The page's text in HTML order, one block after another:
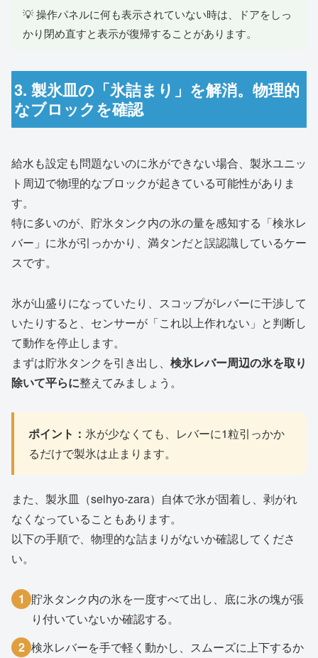
💡 操作パネルに何も表示されていない時は、ドアをしっ
かり閉め直すと表示が復帰することがあります。
3. 製氷皿の「氷詰まり」を解消。物理的
なブロックを確認
給水も設定も問題ないのに氷ができない場合、製氷ユニッ
ト周辺で物理的なブロックが起きている可能性がありま
す。
特に多いのが、貯氷タンク内の氷の量を感知する「検氷レ
バー」に氷が引っかかり、満タンだと誤認識しているケー
スです。
氷が山盛りになっていたり、スコップがレバーに干渉して
いたりすると、センサーが「これ以上作れない」と判断し
て動作を停止します。
まずは貯氷タンクを引き出し、 検氷レバー周辺の氷を取り
除いて平らに整えてみましょう。
ポイント： 氷が少なくても、レバーに1粒引っかか
るだけで製氷は止まります。
また、製氷皿（seihyo-zara）自体で氷が固着し、剥がれ
なくなっていることもあります。
以下の手順で、物理的な詰まりがないか確認してくださ
い。
1 貯氷タンク内の氷を一度すべて出し、底に氷の塊が張
り付いていないか確認する。
2 検氷レバーを手で軽く動かし、スムーズに上下するか